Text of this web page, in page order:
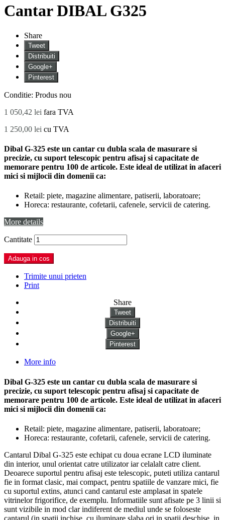
Cantar DIBAL G325
Share
Tweet
Distribuiti
Google+
Pinterest
Conditie: Produs nou
1 050,42 lei fara TVA
1 250,00 lei cu TVA
Dibal G-325 este un cantar cu dubla scala de masurare si
precizie, cu suport telescopic pentru afisaj si capacitate de
memorare pentru 100 de articole. Este ideal de utilizat in afaceri
mici si mijlocii din domenii ca:
Retail: piete, magazine alimentare, patiserii, laboratoare;
Horeca: restaurante, cofetarii, cafenele, servicii de catering.
More details
Cantitate
Adauga in cos
Trimite unui prieten
Print
Share
Tweet
Distribuiti
Google+
Pinterest
More info
Dibal G-325 este un cantar cu dubla scala de masurare si
precizie, cu suport telescopic pentru afisaj si capacitate de
memorare pentru 100 de articole. Este ideal de utilizat in afaceri
mici si mijlocii din domenii ca:
Retail: piete, magazine alimentare, patiserii, laboratoare;
Horeca: restaurante, cofetarii, cafenele, servicii de catering.
Cantarul Dibal G-325 este echipat cu doua ecrane LCD iluminate
din interior, unul orientat catre utilizator iar celalalt catre client.
Deoarece suportul pentru afisaj este telescopic, puteti utiliza cantarul
fie in format clasic, mai compact, pentru spatiile de vanzare mici, fie
cu suportul extins, atunci cand cantarul este amplasat in spatele
vitrinelor frigorifice, de exemplu. Informatiile sunt afisate pe 3 linii si
sunt vizibile in mod clar indiferent de mediul unde se foloseste
cantarul (in spatii inchise, cu iluminare slaba ori in spatii deschise, in